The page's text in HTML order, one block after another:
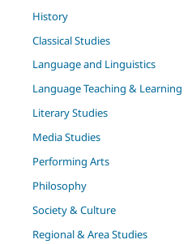
History
Classical Studies
Language and Linguistics
Language Teaching & Learning
Literary Studies
Media Studies
Performing Arts
Philosophy
Society & Culture
Regional & Area Studies